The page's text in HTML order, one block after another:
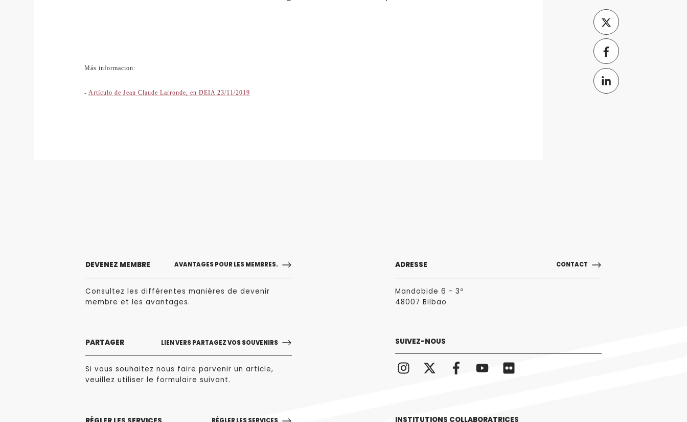
Más informacion:
- Artículo de Jean Claude Larronde, en DEIA 23/11/2019
DEVENEZ MEMBRE AVANTAGES POUR LES MEMBRES.
Consultez les différentes manières de devenir
membre et les avantages.
PARTAGER LIEN VERS PARTAGEZ VOS SOUVENIRS
Si vous souhaitez nous faire parvenir un article,
veuillez utiliser le formulaire suivant.
ADRESSE CONTACT
Mandobide 6 - 3º
48007 Bilbao
SUIVEZ-NOUS
INSTITUTIONS COLLABORATRICES